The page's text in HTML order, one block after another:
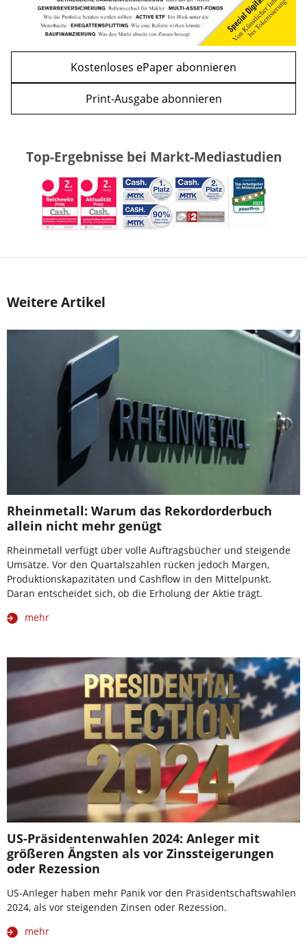
Kostenloses ePaper abonnieren
Print-Ausgabe abonnieren
Top-Ergebnisse bei Markt-Mediastudien
Weitere Artikel
Rheinmetall: Warum das Rekordorderbuch
allein nicht mehr genügt
Rheinmetall verfügt über volle Auftragsbücher und steigende
Umsätze. Vor den Quartalszahlen rücken jedoch Margen,
Produktionskapazitäten und Cashflow in den Mittelpunkt.
Daran entscheidet sich, ob die Erholung der Aktie trägt.
mehr
US-Präsidentenwahlen 2024: Anleger mit
größeren Ängsten als vor Zinssteigerungen
oder Rezession
US-Anleger haben mehr Panik vor den Präsidentschaftswahlen
2024, als vor steigenden Zinsen oder Rezession.
mehr